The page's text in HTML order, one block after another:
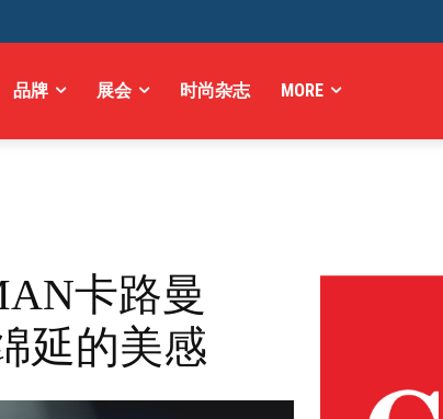
品牌 展会 时尚杂志 MORE
卡路曼
延的美感